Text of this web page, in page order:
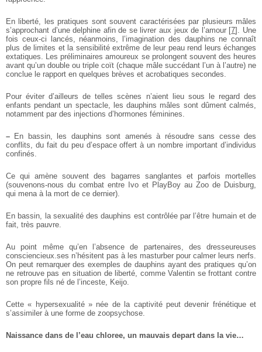
En liberté, les pratiques sont souvent caractérisées par plusieurs mâles
s’approchant d’une delphine afin de se livrer aux jeux de l’amour[7]
. Une
fois ceux-ci lancés, néanmoins, l’imagination des dauphins ne connaît
plus de limites et la sensibilité extrême de leur peau rend leurs échanges
extatiques. Les préliminaires amoureux se prolongent souvent des heures
avant qu’un double ou triple coït (chaque mâle succédant l’un à l’autre) ne
conclue le rapport en quelques brèves et acrobatiques secondes.
Pour éviter d’ailleurs de telles scènes n’aient lieu sous le regard des
enfants pendant un spectacle, les dauphins mâles sont dûment calmés,
notamment par des injections d’hormones féminines.
– En bassin, les dauphins sont amenés à résoudre sans cesse des
conflits, du fait du peu d’espace offert à un nombre important d’individus
confinés.
Ce qui amène souvent des bagarres sanglantes et parfois mortelles
(souvenons-nous du combat entre Ivo et PlayBoy au Zoo de Duisburg,
qui mena à la mort de ce dernier).
En bassin, la sexualité des dauphins est contrôlée par l’être humain et de
fait, très pauvre.
Au point même qu’en l’absence de partenaires, des dresseureuses
consciencieux.ses n’hésitent pas à les masturber pour calmer leurs nerfs.
On peut remarquer des exemples de dauphins ayant des pratiques qu’on
ne retrouve pas en situation de liberté, comme Valentin se frottant contre
son propre fils né de l’inceste, Keijo.
Cette « hypersexualité » née de la captivité peut devenir frénétique et
s’assimiler à une forme de zoopsychose.
Naissance dans de l’eau chloree, un mauvais depart dans la vie…